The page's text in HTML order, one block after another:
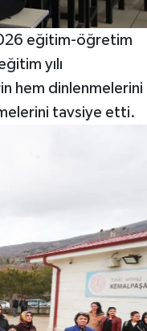
eğitim-öğretim
yılı
hem dinlenmelerini
tavsiye etti.